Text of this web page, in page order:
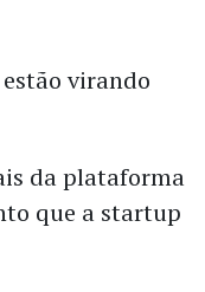
virando
da plataforma
que a startup